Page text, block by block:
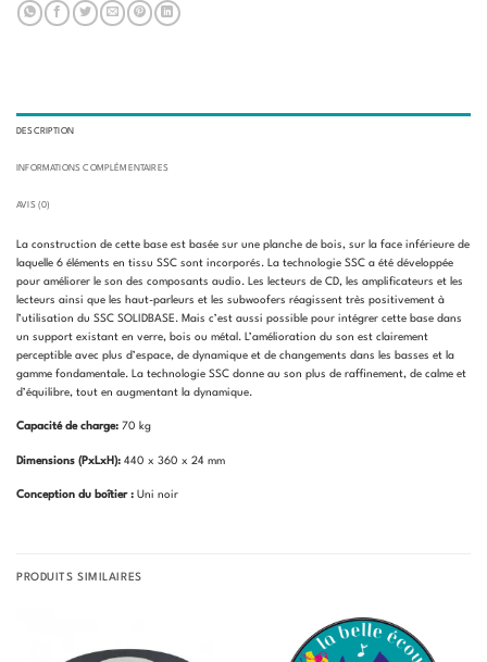
DESCRIPTION
INFORMATIONS COMPLÉMENTAIRES
AVIS (0)
La construction de cette base est basée sur une planche de bois, sur la face inférieure de
laquelle 6 éléments en tissu SSC sont incorporés. La technologie SSC a été développée
pour améliorer le son des composants audio. Les lecteurs de CD, les amplificateurs et les
lecteurs ainsi que les haut-parleurs et les subwoofers réagissent très positivement à
l’utilisation du SSC SOLIDBASE. Mais c’est aussi possible pour intégrer cette base dans
un support existant en verre, bois ou métal. L’amélioration du son est clairement
perceptible avec plus d’espace, de dynamique et de changements dans les basses et la
gamme fondamentale. La technologie SSC donne au son plus de raffinement, de calme et
d’équilibre, tout en augmentant la dynamique.
Capacité de charge: 70 kg
Dimensions (PxLxH): 440 x 360 x 24 mm
Conception du boîtier : Uni noir
PRODUITS SIMILAIRES